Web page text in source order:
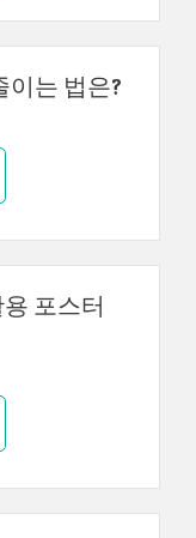
이는 법은?
포스터